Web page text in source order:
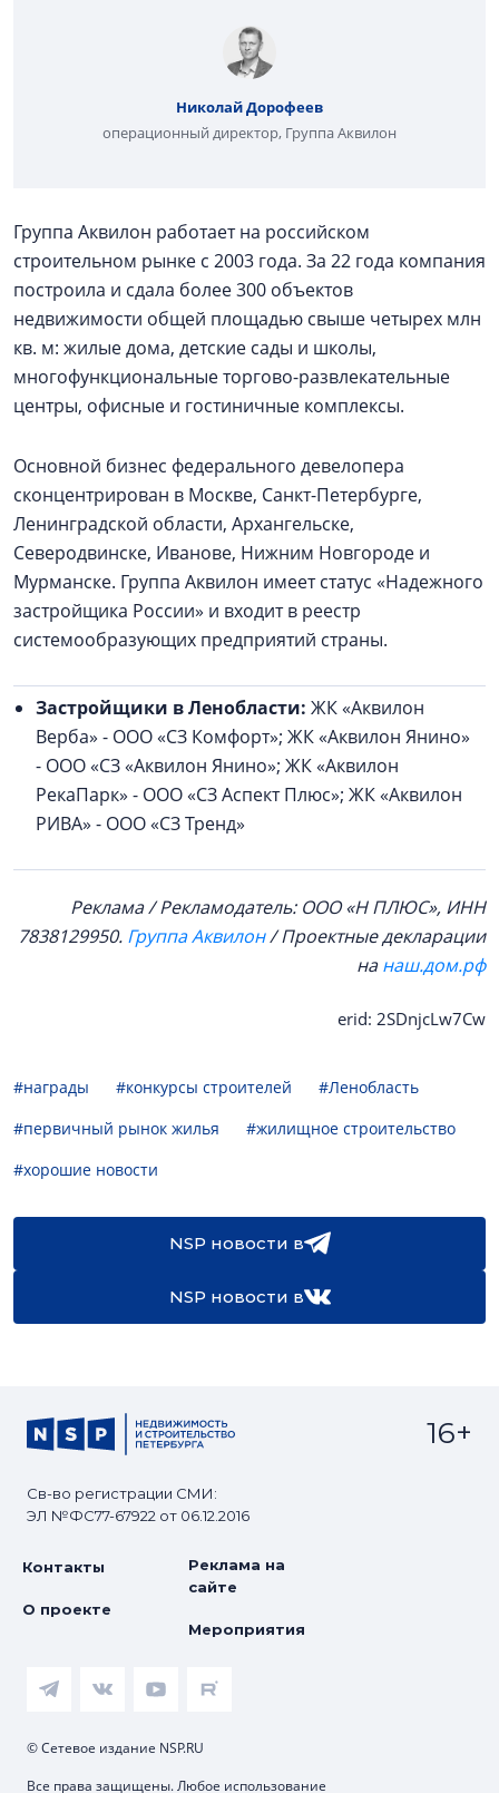
Николай Дорофеев
операционный директор, Группа Аквилон
Группа Аквилон работает на российском
строительном рынке с 2003 года. За 22 года компания
построила и сдала более 300 объектов
недвижимости общей площадью свыше четырех млн
кв. м: жилые дома, детские сады и школы,
многофункциональные торгово-развлекательные
центры, офисные и гостиничные комплексы.
Основной бизнес федерального девелопера
сконцентрирован в Москве, Санкт-Петербурге,
Ленинградской области, Архангельске,
Северодвинске, Иванове, Нижним Новгороде и
Мурманске. Группа Аквилон имеет статус «Надежного
застройщика России» и входит в реестр
системообразующих предприятий страны.
Застройщики в Ленобласти: ЖК «Аквилон
Верба» - ООО «СЗ Комфорт»; ЖК «Аквилон Янино»
- ООО «СЗ «Аквилон Янино»; ЖК «Аквилон
РекаПарк» - ООО «СЗ Аспект Плюс»; ЖК «Аквилон
РИВА» - ООО «СЗ Тренд»
Реклама / Рекламодатель: ООО «Н ПЛЮС», ИНН
7838129950. Группа Аквилон/ Проектные декларации
нанаш.дом.рф
erid: 2SDnjcLw7Cw
#награды #конкурсы строителей
#Ленобласть
#первичный рынок жилья
#жилищное строительство
#хорошие новости
NSP новости в
NSP новости в
Св-во регистрации СМИ:
ЭЛ №ФС77-67922 от 06.12.2016
16+
Контакты
О проекте
Реклама на
сайте
Мероприятия
© Сетевое издание NSP.RU
Все права защищены. Любое использование